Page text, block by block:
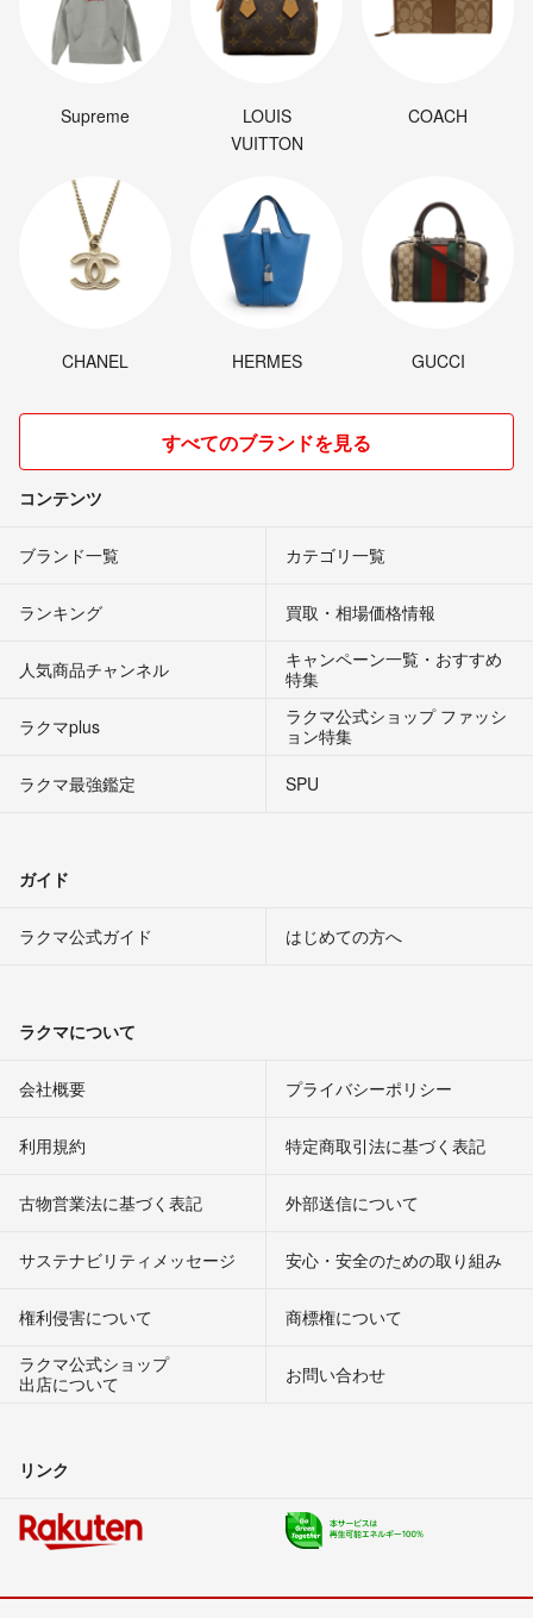
Supreme
LOUIS
VUITTON
COACH
CHANEL HERMES GUCCI
すべてのブランドを見る
コンテンツ
ブランド一覧 カテゴリ一覧
ランキング 買取・相場価格情報
人気商品チャンネル
キャンペーン一覧・おすすめ
特集
ラクマplus
ラクマ公式ショップ ファッシ
ョン特集
ラクマ最強鑑定
SPU
ガイド
ラクマ公式ガイド はじめての方へ
ラクマについて
会社概要 プライバシーポリシー
利用規約 特定商取引法に基づく表記
古物営業法に基づく表記 外部送信について
サステナビリティメッセージ 安心・安全のための取り組み
権利侵害について
商標権について
ラクマ公式ショップ
出店について
お問い合わせ
リンク